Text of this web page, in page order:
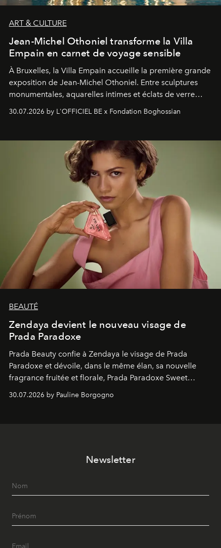
ART & CULTURE
Jean-Michel Othoniel transforme la Villa
Empain en carnet de voyage sensible
À Bruxelles, la Villa Empain accueille la première grande
exposition de Jean-Michel Othoniel. Entre sculptures
monumentales, aquarelles intimes et éclats de verre
émotionnel où chaque œuvre devient le souvenir
émerveillement.
30.07.2026 by L'OFFICIEL BE x Fondation Boghossian
BEAUTÉ
Zendaya devient le nouveau visage de
Prada Paradoxe
Prada Beauty confie à Zendaya le visage de Prada
Paradoxe et dévoile, dans le même élan, sa nouvelle
fragrance fruitée et florale, Prada Paradoxe Sweet
30.07.2026 by Pauline Borgogno
Newsletter